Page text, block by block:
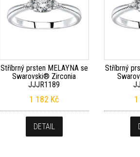
Stříbrný prsten MELAYNA se
Swarovski® Zirconia
JJJR1189
1 182 Kč
DETAIL
Stříbrný